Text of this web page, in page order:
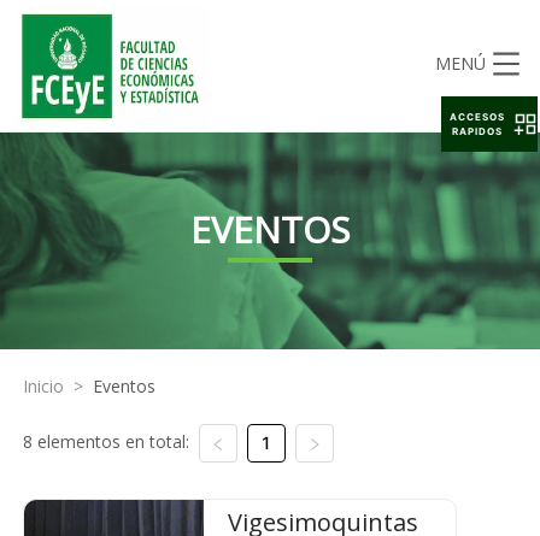
MENÚ
EVENTOS
Inicio > Eventos
8 elementos en total: 1
Vigesimoquintas
ACCESOS
RAPIDOS